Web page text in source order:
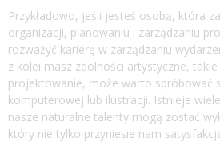
Przykładowo, jeśli jesteś osobą, która
organizacji, planowaniu i zarządzaniu
rozważyć karierę w zarządzaniu
z kolei masz zdolności artystyczne,
projektowanie, może warto spróbować
komputerowej lub ilustracji. Istnieje
nasze naturalne talenty mogą zostać
który nie tylko przyniesie nam